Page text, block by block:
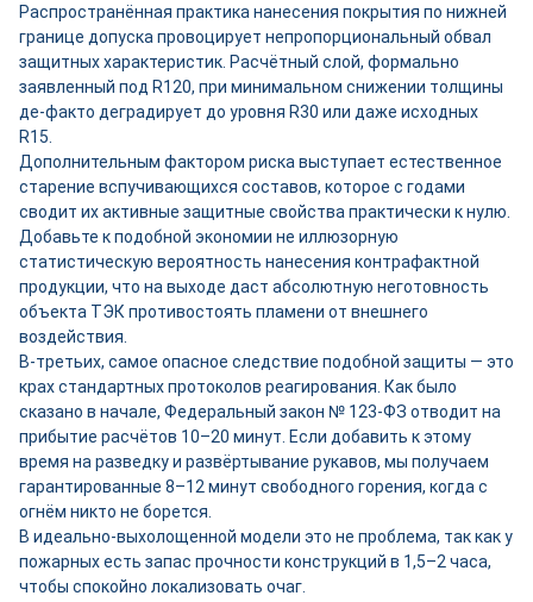
Распространённая практика нанесения покрытия по нижней
границе допуска провоцирует непропорциональный обвал
защитных характеристик. Расчётный слой, формально
заявленный под R120, при минимальном снижении толщины
де-факто деградирует до уровня R30 или даже исходных
R15.
Дополнительным фактором риска выступает естественное
старение вспучивающихся составов, которое с годами
сводит их активные защитные свойства практически к нулю.
Добавьте к подобной экономии не иллюзорную
статистическую вероятность нанесения контрафактной
продукции, что на выходе даст абсолютную неготовность
объекта ТЭК противостоять пламени от внешнего
воздействия.
В-третьих, cамое опасное следствие подобной защиты — это
крах стандартных протоколов реагирования. Как было
сказано в начале, Федеральный закон № 123-ФЗ отводит на
прибытие расчётов 10–20 минут. Если добавить к этому
время на разведку и развёртывание рукавов, мы получаем
гарантированные 8–12 минут свободного горения, когда с
огнём никто не борется.
В идеально-выхолощенной модели это не проблема, так как у
пожарных есть запас прочности конструкций в 1,5–2 часа,
чтобы спокойно локализовать очаг.